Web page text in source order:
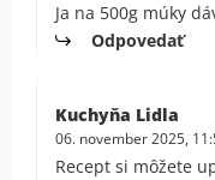
Ja na 500g múky
Odpovedať
Kuchyňa Lidla
06. november 2025,
Recept si môžete